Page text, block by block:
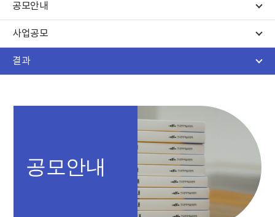
공모안내
사업공모
결과
공모안내